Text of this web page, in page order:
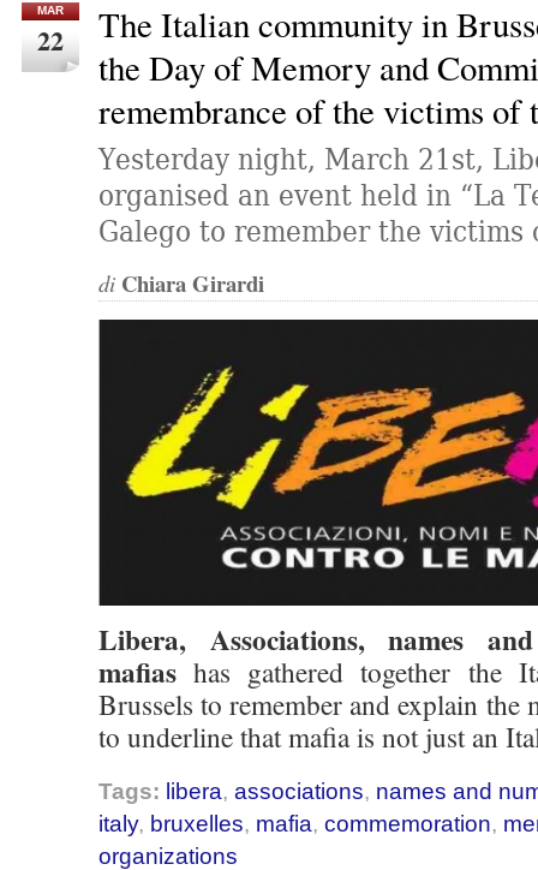
MAR
22
The Italian community in
the Day of Memory and
remembrance of the victims of
Yesterday night, March 21st,
organised an event held in “La
Galego to remember the victims
di Chiara Girardi
Libera, Associations, names
mafias has gathered together the
Brussels to remember and explain the
to underline that mafia is not just an
Tags: libera, associations, names and
italy, bruxelles, mafia, commemoration,
organizations